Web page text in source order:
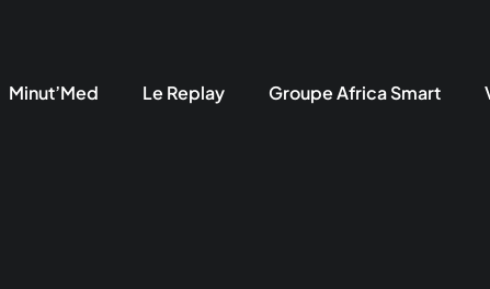
Minut’Med Le Replay Groupe Africa Smart